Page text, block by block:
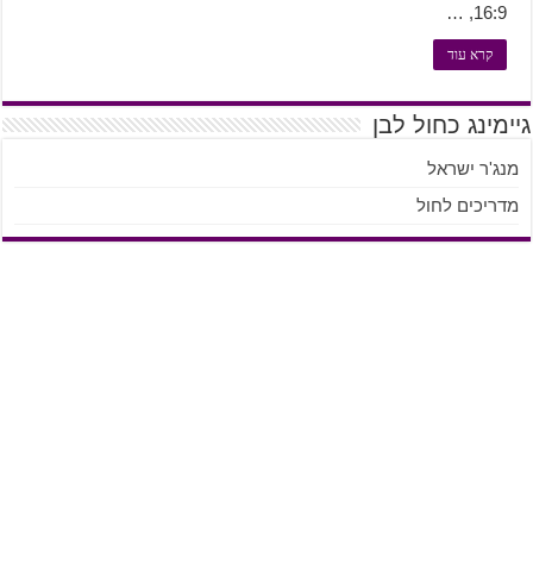
16:9, …
קרא עוד
גיימינג כחול לבן
מנג'ר ישראל
מדריכים לחול